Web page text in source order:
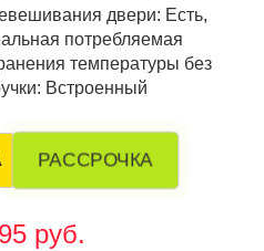
двери: Есть,
потребляемая
температуры без
Встроенный
РАССРОЧКА
руб.